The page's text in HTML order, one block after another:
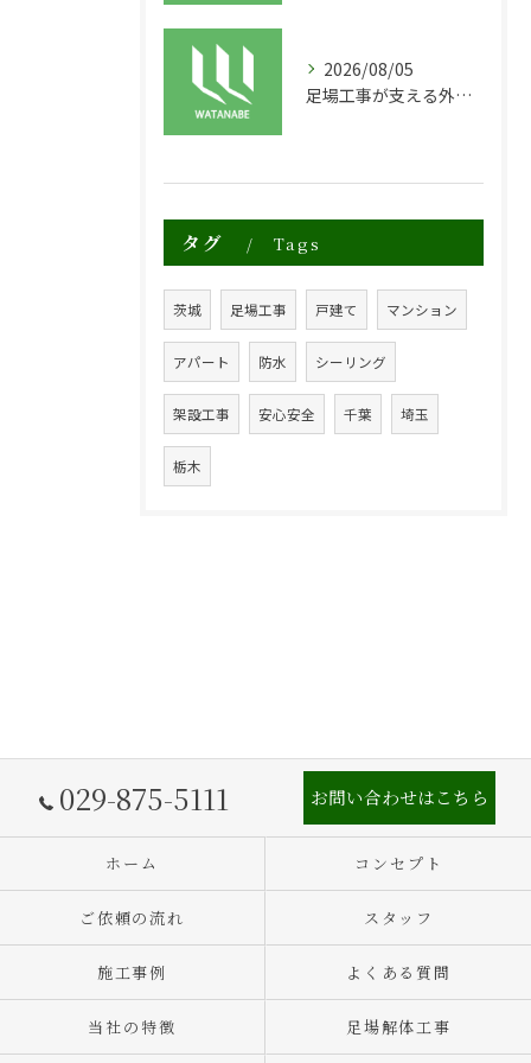
2026/08/05
足場工事が支える外装塗装による建物寿命の延長
タグ Tags
茨城 足場工事 戸建て マンション
アパート 防水 シーリング
架設工事 安心安全 千葉 埼玉
栃木
029-875-5111 お問い合わせはこちら
ホーム コンセプト
ご依頼の流れ スタッフ
施工事例 よくある質問
当社の特徴 足場解体工事